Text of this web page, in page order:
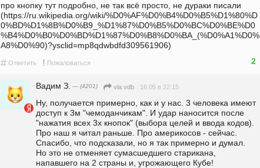
про кнопку тут подробно, не так всё просто, не дураки писали
(https://ru.wikipedia.org/wiki/%D0%AF%D0%B4%D0%B5%D1%80%D
0%BD%D1%8B%D0%B9_%D1%87%D0%B5%D0%BC%D0%BE%D0
%B4%D0%B0%D0%BD%D1%87%D0%B8%D0%BA_(%D0%A1%D0%
A8%D0%90)?ysclid=mp8qdwbdfd309561906)
# Ответить ! Пожаловаться 2
Вадим З. — (4201) vla vdb 16.05 в 22:15
Ну, получается примерно, как и у нас. 3 человека имеют
доступ к 3м "чемоданчикам". И удар наносится после
"нажатия всех 3х кнопок" (выбора целей и ввода кодов).
Про наш я читал раньше. Про америкосов - сейчас.
Спасибо, что подсказали, но я так примерно и думал.
Но это не отменяет сумасшедшего старикана,
напавшего на 2 страны и, угрожающего Кубе!